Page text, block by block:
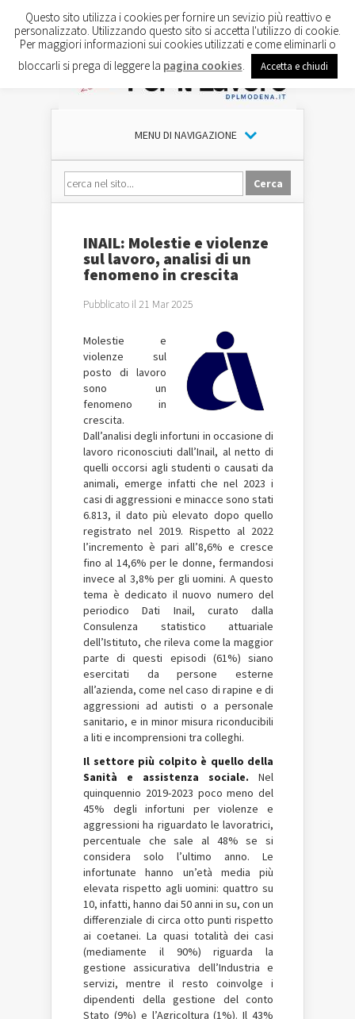
MENU DI NAVIGAZIONE
INAIL: Molestie e violenze
sul lavoro, analisi di un
fenomeno in crescita
Pubblicato il 21 Mar 2025
Molestie e
violenze sul
posto di lavoro
sono un
fenomeno in
crescita.
Dall’analisi degli infortuni in occasione di
lavoro riconosciuti dall’Inail, al netto di
quelli occorsi agli studenti o causati da
animali, emerge infatti che nel 2023 i
casi di aggressioni e minacce sono stati
6.813, il dato più elevato dopo quello
registrato nel 2019. Rispetto al 2022
l’incremento è pari all’8,6% e cresce
fino al 14,6% per le donne, fermandosi
invece al 3,8% per gli uomini. A questo
tema è dedicato il nuovo numero del
periodico Dati Inail, curato dalla
Consulenza statistico attuariale
dell’Istituto, che rileva come la maggior
parte di questi episodi (61%) siano
esercitati da persone esterne
all’azienda, come nel caso di rapine e di
aggressioni ad autisti o a personale
sanitario, e in minor misura riconducibili
a liti e incomprensioni tra colleghi.
Il settore più colpito è quello della
Sanità e assistenza sociale. Nel
quinquennio 2019-2023 poco meno del
45% degli infortuni per violenze e
aggressioni ha riguardato le lavoratrici,
percentuale che sale al 48% se si
considera solo l’ultimo anno. Le
infortunate hanno un’età media più
elevata rispetto agli uomini: quattro su
10, infatti, hanno dai 50 anni in su, con un
differenziale di circa otto punti rispetto
ai coetanei. La quasi totalità dei casi
(mediamente il 90%) riguarda la
gestione assicurativa dell’Industria e
servizi, mentre il resto coinvolge i
dipendenti della gestione del conto
Stato (9%) e l’Agricoltura (1%). Il 43%
Questo sito utilizza i cookies per fornire un sevizio più reattivo e
personalizzato. Utilizzando questo sito si accetta l'utilizzo di cookie.
Per maggiori informazioni sui cookies utilizzati e come eliminarli o
bloccarli si prega di leggere la pagina cookies Accetta e chiudi